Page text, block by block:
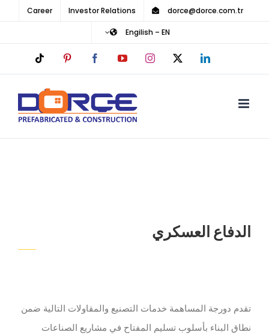
content
dorce@dorce.com.tr
Investor Relations
Career
Engilish – EN
LinkedIn
X
Instagram
YouTube
Facebook
Pinterest
الدفاع العسكري
تقدم دورجة المساهمة خدمات التصنيع والمقاولات التالية ضمن
نطاق البناء بأسلوب تسليم المفتاح في مشاريع الصناعات